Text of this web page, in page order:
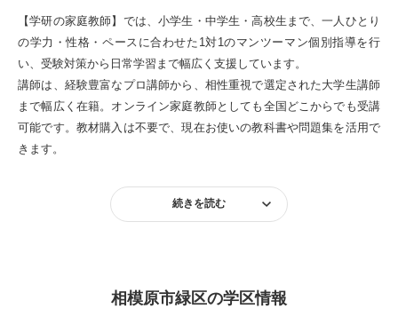
【学研の家庭教師】では、小学生・中学生・高校生まで、一人ひとり
の学力・性格・ペースに合わせた1対1のマンツーマン個別指導を行
い、受験対策から日常学習まで幅広く支援しています。
講師は、経験豊富なプロ講師から、相性重視で選定された大学生講師
まで幅広く在籍。オンライン家庭教師としても全国どこからでも受講
可能です。教材購入は不要で、現在お使いの教科書や問題集を活用で
きます。
続きを読む
相模原市緑区の学区情報